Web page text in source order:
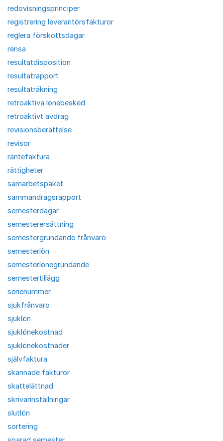
redovisningsprinciper
registrering leverantörsfakturor
reglera förskottsdagar
rensa
resultatdisposition
resultatrapport
resultaträkning
retroaktiva lönebesked
retroaktivt avdrag
revisionsberättelse
revisor
räntefaktura
rättigheter
samarbetspaket
sammandragsrapport
semesterdagar
semesterersättning
semestergrundande frånvaro
semesterlön
semesterlönegrundande
semestertillägg
serienummer
sjukfrånvaro
sjuklön
sjuklönekostnad
sjuklönekostnader
självfaktura
skannade fakturor
skattelättnad
skrivarinställningar
slutlön
sortering